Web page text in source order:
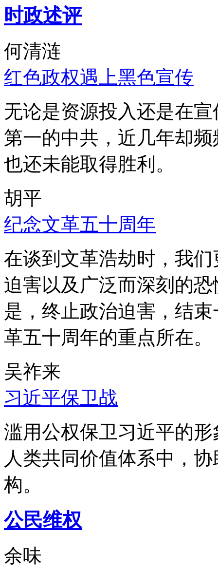
时政述评
何清涟
红色政权遇上黑色宣传
无论是资源投入还是在
第一的中共，近几年却
也还未能取得胜利。
胡平
纪念文革五十周年
在谈到文革浩劫时，我
迫害以及广泛而深刻的
是，终止政治迫害，结
革五十周年的重点所在。
吴祚来
习近平保卫战
滥用公权保卫习近平的
人类共同价值体系中，
构。
公民维权
余味